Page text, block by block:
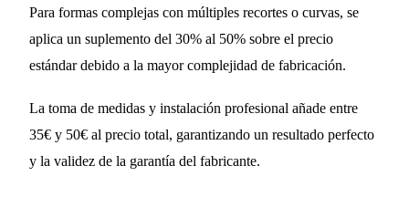
Para formas complejas con múltiples recortes o curvas, se
aplica un suplemento del 30% al 50% sobre el precio
estándar debido a la mayor complejidad de fabricación.
La toma de medidas y instalación profesional añade entre
35€ y 50€ al precio total, garantizando un resultado perfecto
y la validez de la garantía del fabricante.